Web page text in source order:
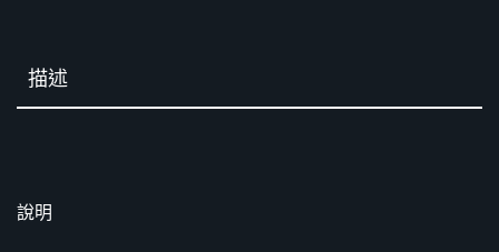
描述
說明